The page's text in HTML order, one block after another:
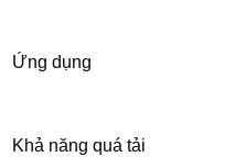
Ứng dụng
Khả năng quá tải